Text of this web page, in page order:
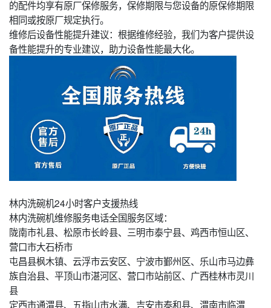
的配件均享有原厂保修服务，保修期限与您设备的原保修期限
相同或按原厂规定执行。
维修后设备性能提升建议：根据维修经验，我们为客户提供设
备性能提升的专业建议，助力设备性能最大化。
林内洗碗机24小时客户支援热线
林内洗碗机维修服务电话全国服务区域：
陇南市礼县、松原市长岭县、三明市泰宁县、鸡西市恒山区、
营口市大石桥市
屯昌县枫木镇、云浮市云安区、宁波市鄞州区、乐山市马边彝
族自治县、平顶山市湛河区、营口市站前区、广西桂林市灵川
县
定西市通渭县、五指山市水满、吉安市泰和县、渭南市临渭